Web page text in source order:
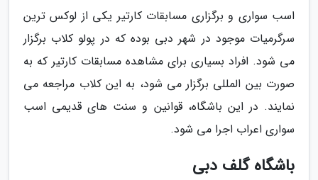
اسب سواری و برگزاری مسابقات کارتیر یکی از لوکس ترین
سرگرمیات موجود در شهر دبی بوده که در پولو کلاب برگزار
می شود. افراد بسیاری برای مشاهده مسابقات کارتیر که به
صورت بین المللی برگزار می شود، به این کلاب مراجعه می
نمایند. در این باشگاه، قوانین و سنت های قدیمی اسب
سواری اعراب اجرا می شود.
باشگاه گلف دبی